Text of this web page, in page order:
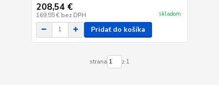
208,54 €
169,55 € bez DPH skladom
Pridať do košíka
strana z 1